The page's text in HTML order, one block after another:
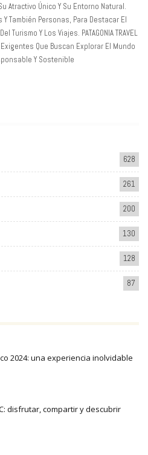
Atractivo Único Y Su Entorno Natural.
También Personas, Para Destacar El
Y Los Viajes. PATAGONIA TRAVEL
Que Buscan Explorar El Mundo
Y Sostenible
628
261
200
130
128
87
2024: una experiencia inolvidable
disfrutar, compartir y descubrir